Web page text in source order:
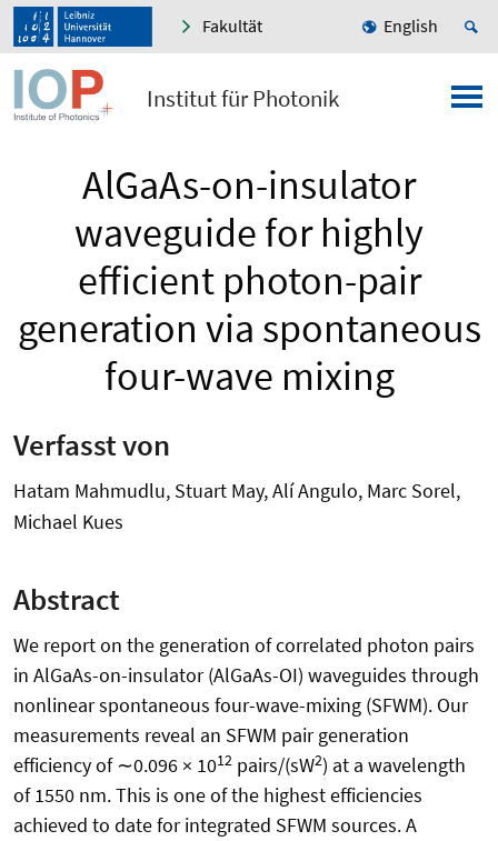
Fakultät English
Institut für Photonik
AlGaAs-on-insulator
waveguide for highly
efficient photon-pair
generation via spontaneous
four-wave mixing
Verfasst von
Hatam Mahmudlu, Stuart May, Alí Angulo, Marc Sorel,
Michael Kues
Abstract
We report on the generation of correlated photon pairs
in AlGaAs-on-insulator (AlGaAs-OI) waveguides through
nonlinear spontaneous four-wave-mixing (SFWM). Our
measurements reveal an SFWM pair generation
efficiency of ∼0.096 × 1012 pairs/(sW2) at a wavelength
of 1550 nm. This is one of the highest efficiencies
achieved to date for integrated SFWM sources. A